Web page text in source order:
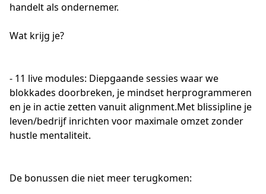
handelt als ondernemer.
Wat krijg je?
- 11 live modules: Diepgaande sessies waar we
blokkades doorbreken, je mindset herprogrammeren
en je in actie zetten vanuit alignment.Met blissipline je
leven/bedrijf inrichten voor maximale omzet zonder
hustle mentaliteit.
De bonussen die niet meer terugkomen: